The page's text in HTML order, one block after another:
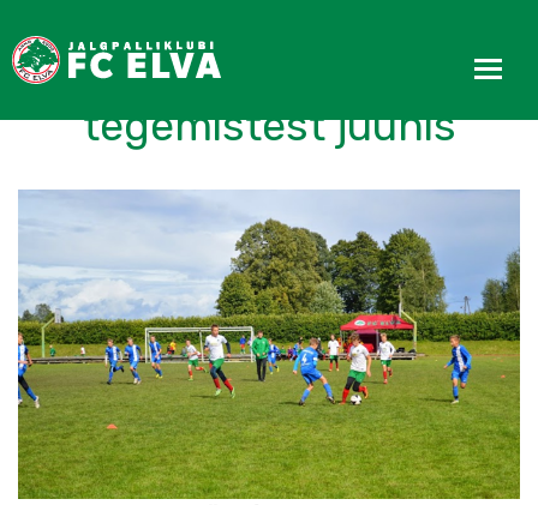
Kokkuvõtteid noorte
tegemistest juunis